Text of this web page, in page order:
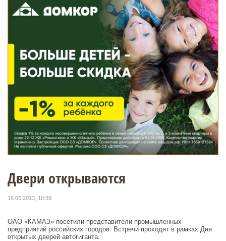
Двери открываются
16.05.2013, 10:39
ОАО «КАМАЗ» посетили представители промышленных
предприятий российских городов. Встречи проходят в рамках Дня
открытых дверей автогиганта.